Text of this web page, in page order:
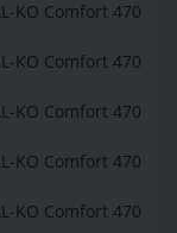
KO Comfort 470
KO Comfort 470
KO Comfort 470
KO Comfort 470
KO Comfort 470